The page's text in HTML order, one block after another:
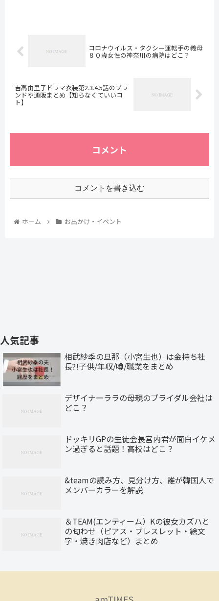
コロナウイルス・タクシー運転手の義母
８０歳女性の神奈川の病院はどこ？
吉高由里子ドラマ衣装第2.3.4.5話のブラ
ンドや通販まとめ【知らなくていいコ
ト】
コメント
コメントを書き込む
ホーム お出かけ・イベント
人気記事
相武紗季の旦那（小宮生也）は金持ち社
長?!子供/年収/噂/職業をまとめ
デザイナーララの母親のブライダル会社は
どこ？
ドッキリGPの生徒会長宮内君が面白イケメ
ン過ぎると話題！高校はどこ？
&teamの読み方、見分け方、誰が韓国人で
メンバーカラーを解説
＆TEAM(エンティーム）Kの彼女カズハと
の匂わせ（ピアス・ブレスレット・絵文
字・焼き肉店など）まとめ